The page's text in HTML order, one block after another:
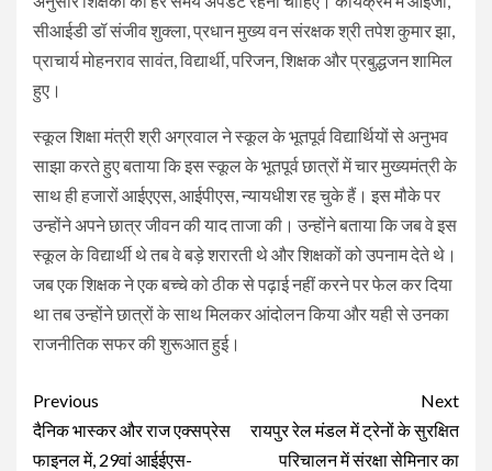
सीआईडी डॉ संजीव शुक्ला, प्रधान मुख्य वन संरक्षक श्री तपेश कुमार झा,
प्राचार्य मोहनराव सावंत, विद्यार्थी, परिजन, शिक्षक और प्रबुद्धजन शामिल
हुए।
स्कूल शिक्षा मंत्री श्री अग्रवाल ने स्कूल के भूतपूर्व विद्यार्थियों से अनुभव
साझा करते हुए बताया कि इस स्कूल के भूतपूर्व छात्रों में चार मुख्यमंत्री के
साथ ही हजारों आईएएस, आईपीएस, न्यायधीश रह चुके हैं। इस मौके पर
उन्होंने अपने छात्र जीवन की याद ताजा की। उन्होंने बताया कि जब वे इस
स्कूल के विद्यार्थी थे तब वे बड़े शरारती थे और शिक्षकों को उपनाम देते थे।
जब एक शिक्षक ने एक बच्चे को ठीक से पढ़ाई नहीं करने पर फेल कर दिया
था तब उन्होंने छात्रों के साथ मिलकर आंदोलन किया और यही से उनका
राजनीतिक सफर की शुरूआत हुई।
Continue
Reading
Previous
दैनिक भास्कर और राज एक्सप्रेस
फाइनल में, 29वां आईईएस-
Next
रायपुर रेल मंडल में ट्रेनों के सुरक्षित
परिचालन में संरक्षा सेमिनार का